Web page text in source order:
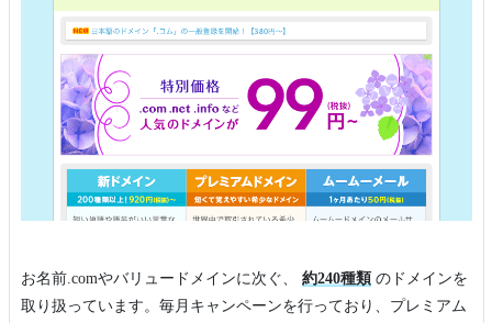
お名前.comやバリュードメインに次ぐ、 約240種類のドメインを
取り扱っています。毎月キャンペーンを行っており、プレミアム